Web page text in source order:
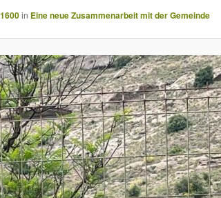
in Eine neue Zusammenarbeit mit der Gemeinde